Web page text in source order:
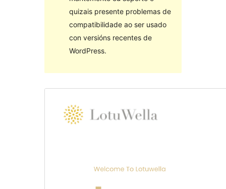
quizais presente problemas de
compatibilidade ao ser usado
con versións recentes de
WordPress.